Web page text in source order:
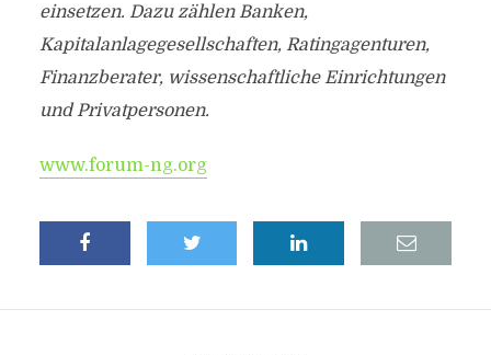
einsetzen. Dazu zählen Banken,
Kapitalanlagegesellschaften, Ratingagenturen,
Finanzberater, wissenschaftliche Einrichtungen
und Privatpersonen.
www.forum-ng.org